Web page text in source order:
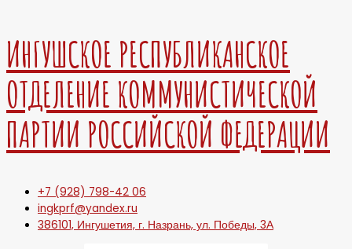
ИНГУШСКОЕ РЕСПУБЛИКАНСКОЕ
ОТДЕЛЕНИЕ КОММУНИСТИЧЕСКОЙ
ПАРТИИ РОССИЙСКОЙ ФЕДЕРАЦИИ
+7 (928) 798-42 06
ingkprf@yandex.ru
386101, Ингушетия, г. Назрань, ул. Победы, 3А